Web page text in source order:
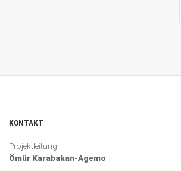
KONTAKT
Projektleitung:
Ömür Karabakan-Agemo